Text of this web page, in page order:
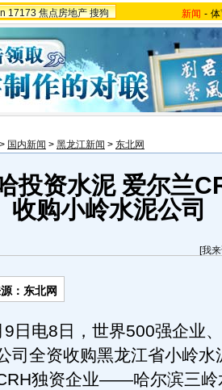
17173 焦点房地产 搜狗 新闻 -
> 国内新闻 > 黑龙江新闻 > 东北网
投资水泥 爱尔兰
收购小岭水泥公司
[我
：东北网
电8日，世界500强企业、
司全资收购黑龙江省小岭水
独资企业——哈尔滨三岭